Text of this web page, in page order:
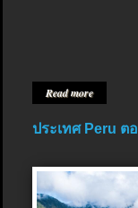
Read more
ประเทศ Peru ต